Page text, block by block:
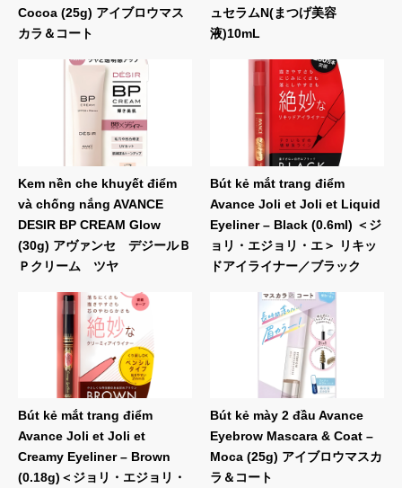
Cocoa (25g) アイブロウマス
カラ＆コート
ュセラムN(まつげ美容
液)10mL
Kem nền che khuyết điểm
và chống nắng AVANCE
DESIR BP CREAM Glow
(30g) アヴァンセ デジールＢ
Ｐクリーム ツヤ
Bút kẻ mắt trang điểm
Avance Joli et Joli et Liquid
Eyeliner – Black (0.6ml) ＜ジ
ョリ・エジョリ・エ＞ リキッ
ドアイライナー／ブラック
Bút kẻ mắt trang điểm
Avance Joli et Joli et
Creamy Eyeliner – Brown
(0.18g)＜ジョリ・エジョリ・
Bút kẻ mày 2 đầu Avance
Eyebrow Mascara & Coat –
Moca (25g) アイブロウマスカ
ラ＆コート